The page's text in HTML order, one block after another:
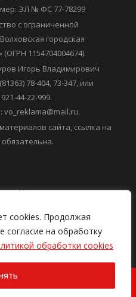
cookies. Продолжая
согласие на обработку
обработки cookies
технологий и массовых
15 мая 2020 года.
ЭЛ № ФС 77-78299
с ограниченной
городская
1154704004674).
Игорь Владимирович
78-404, 73-347, или
vo_reklama@mail.ru.